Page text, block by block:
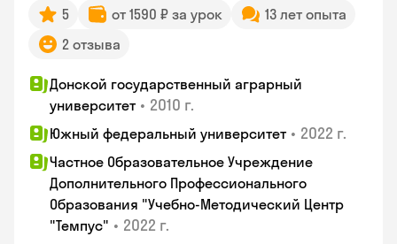
5 от 1590 ₽ за урок
13 лет опыта
2 отзыва
Донской государственный аграрный
университет • 2010 г.
Южный федеральный университет • 2022 г.
Частное Образовательное Учреждение
Дополнительного Профессионального
Образования "Учебно-Методический Центр
"Темпус" • 2022 г.